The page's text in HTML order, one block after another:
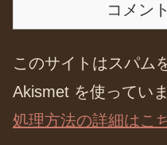
コメン
このサイトはスパム
Akismet を使っていま
処理方法の詳細はこ